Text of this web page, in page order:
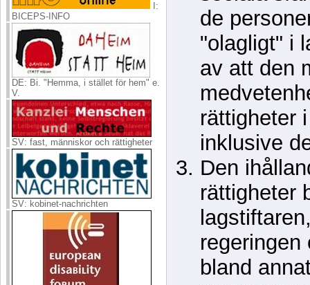
I:
BICEPS-INFO
DE: Bi. "Hemma, i stället för hem" e.
V.
SV: fast, människor och rättigheter
SV: kobinet-nachrichten
de
"olagligt" i
av att den
rättigheter
inklusive
Den
rättigheter
regeringen
bland